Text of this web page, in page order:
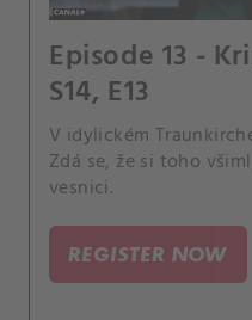
Episode 13 -
S14, E13
V idylickém
Zdá se, že si toho
vesnici.
REGISTER NOW